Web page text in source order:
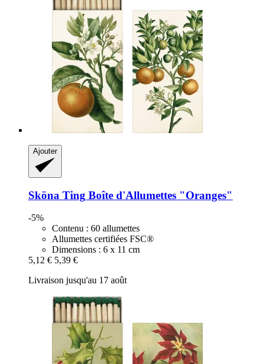
Ajouter
Sköna Ting Boîte d'Allumettes "Oranges"
-5%
Contenu : 60 allumettes
Allumettes certifiées FSC®
Dimensions : 6 x 11 cm
5,12 € 5,39 €
Livraison jusqu'au 17 août